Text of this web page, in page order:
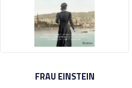
FRAU EINSTEIN